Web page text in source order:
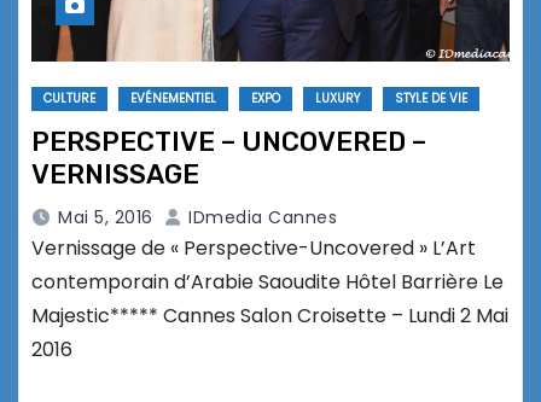
CULTURE EVÉNEMENTIEL EXPO LUXURY STYLE DE VIE
PERSPECTIVE – UNCOVERED –
VERNISSAGE
Mai 5, 2016 IDmedia Cannes
Vernissage de « Perspective-Uncovered » L’Art
contemporain d’Arabie Saoudite Hôtel Barrière Le
Majestic***** Cannes Salon Croisette – Lundi 2 Mai
2016